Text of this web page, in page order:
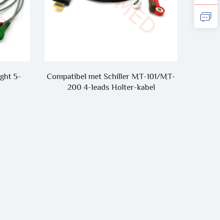
5-
Compatibel met Schiller MT-101/MT-
200 4-leads Holter-kabel